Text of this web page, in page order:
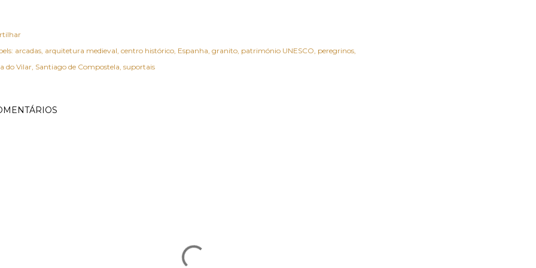
arcadas arquitetura medieval centro histórico Espanha granito património UNESCO peregrinos
do Vilar Santiago de Compostela suportais